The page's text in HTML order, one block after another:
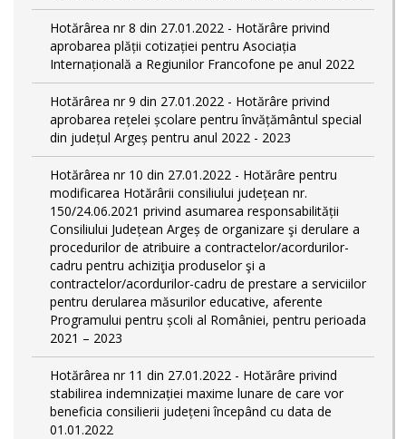
Hotărârea nr 8 din 27.01.2022 - Hotărâre privind
aprobarea plății cotizației pentru Asociația
Internațională a Regiunilor Francofone pe anul 2022
Hotărârea nr 9 din 27.01.2022 - Hotărâre privind
aprobarea rețelei școlare pentru învățământul special
din județul Argeș pentru anul 2022 - 2023
Hotărârea nr 10 din 27.01.2022 - Hotărâre pentru
modificarea Hotărârii consiliului județean nr.
150/24.06.2021 privind asumarea responsabilității
Consiliului Județean Argeș de organizare şi derulare a
procedurilor de atribuire a contractelor/acordurilor-
cadru pentru achiziţia produselor şi a
contractelor/acordurilor-cadru de prestare a serviciilor
pentru derularea măsurilor educative, aferente
Programului pentru școli al României, pentru perioada
2021 – 2023
Hotărârea nr 11 din 27.01.2022 - Hotărâre privind
stabilirea indemnizației maxime lunare de care vor
beneficia consilierii județeni începând cu data de
01.01.2022